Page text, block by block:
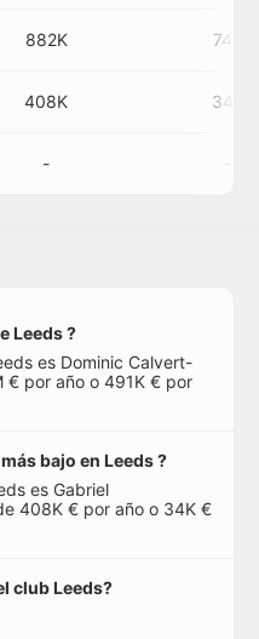
882K 74K
408K 34K
- -
Leeds ?
es Dominic Calvert-
€ por año o 491K € por
bajo en Leeds ?
es Gabriel
408K € por año o 34K €
club Leeds?